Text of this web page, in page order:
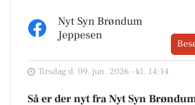
Nyt Syn Brøndum
Jeppesen
Tirsdag d. 09. jun. 2026 - kl. 14:14
Så er der nyt fra Nyt Syn